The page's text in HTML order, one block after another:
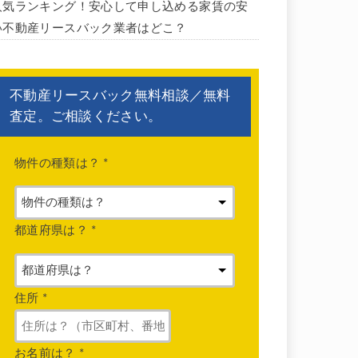
気ランキング！安心して申し込める家賃の安
不動産リースバック業者はどこ？
不動産リースバック無料相談／無料
査定。ご相談ください。
物件の種類は？ *
都道府県は？ *
住所 *
お名前は？ *